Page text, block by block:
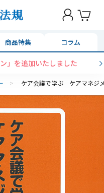
商品特集 コラム
」を追加いたしました
> ケア会議で学ぶ ケアマネジ